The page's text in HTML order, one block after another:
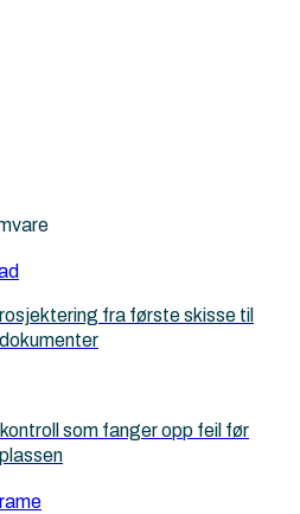
fra første skisse til
som fanger opp feil før